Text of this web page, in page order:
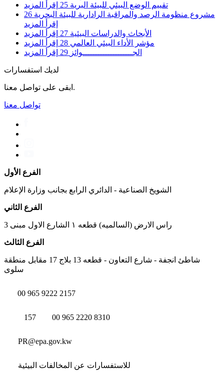
تقييم الوضع البيئي للبيئة البرية 25 إقرأ المزيد
مشروع منظومة الرصد والمراقبة الرادارية للبيئة البحرية 26
إقرأ المزيد
الأبحاث والدراسات البيئية 27 إقرأ المزيد
مؤشر الأداء البيئي العالمي 28 إقرأ المزيد
الجــــــــــــــــــــوائز 29 إقرأ المزيد
لديك استفسارات
ابقى على تواصل معنا.
تواصل معنا
الفرع الأول
الشويخ الصناعية - الدائري الرابع بجانب وزارة الإعلام
الفرع الثاني
راس الارض (السالميه) قطعه ١ الشارع الاول مبنى 3
الفرع الثالث
شاطئ انجفة - شارع التعاون - قطعه 13 بلاج 17 مقابل منطقة
سلوى
00 965 9222 2157
157 00 965 2220 8310
PR@epa.gov.kw
للاستفسارات عن المخالفات البيئية